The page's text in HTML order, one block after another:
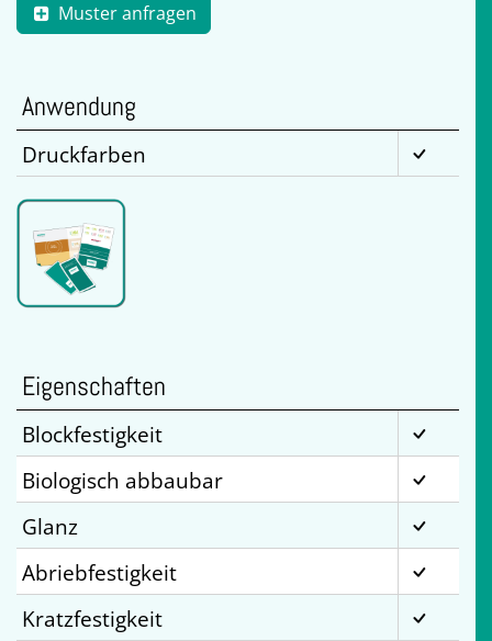
Muster anfragen
Anwendung
Druckfarben
Eigenschaften
Blockfestigkeit
Biologisch abbaubar
Glanz
Abriebfestigkeit
Kratzfestigkeit